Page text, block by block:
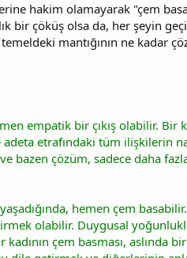
hakim olamayarak "çem
bir çöküş olsa da, her şeyin
mantığının ne kadar
empatik bir çıkış olabilir. Bir
etrafındaki tüm ilişkilerin
bazen çözüm, sadece daha
hemen çem
olabilir. Duygusal
çem basması, aslında